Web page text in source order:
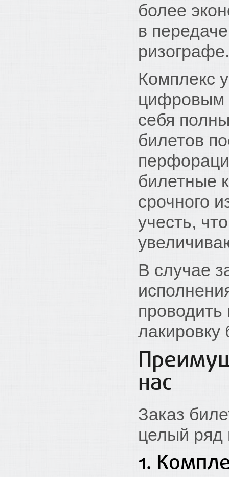
более
в
ризографе.
Комплекс
цифровым
себя
билетов
билетные
срочного
учесть,
В случае
проводить
лакировку
нас
Заказ
целый ряд
1.